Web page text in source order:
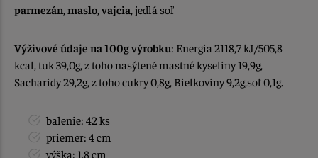
parmezán maslo ,vajcia , jedlá soľ
Výživové údaje na 100g výrobku: Energia 2118,7 kJ/505,8
kcal, tuk 39,0g, z toho nasýtené mastné kyseliny 19,9g,
Sacharidy 29,2g, z toho cukry 0,8g, Bielkoviny 9,2g,soľ 0,1g.
balenie: 42 ks
priemer: 4 cm
výška: 1,8 cm